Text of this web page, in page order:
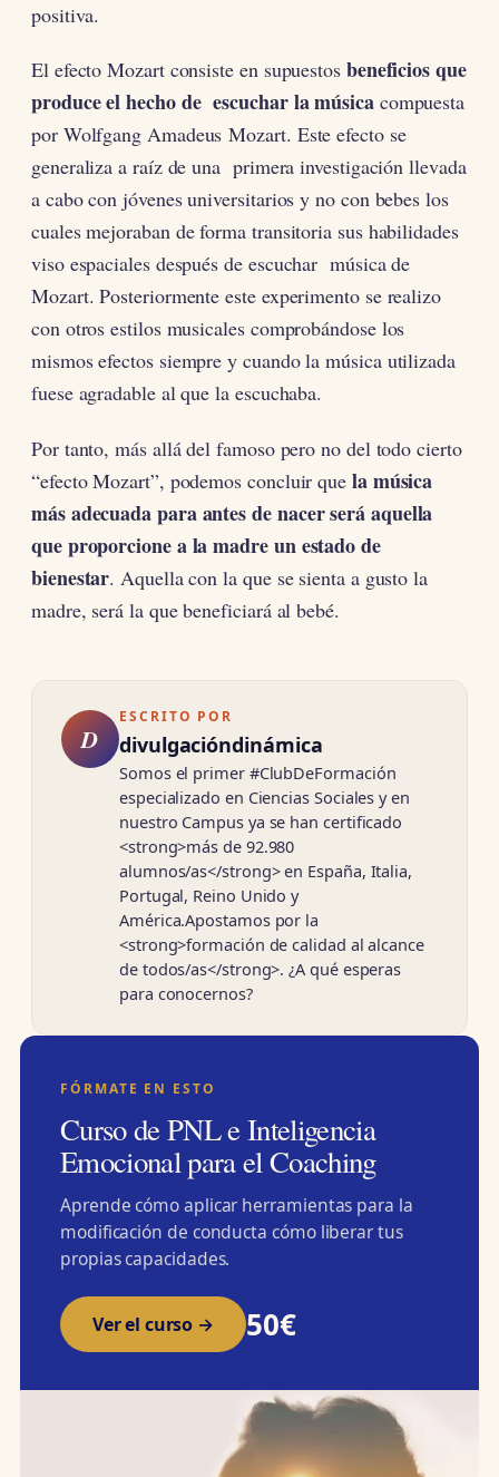
positiva.
El efecto Mozart consiste en supuestos beneficios que
produce el hecho de escuchar la músicacompuesta
por Wolfgang Amadeus Mozart. Este efecto se
generaliza a raíz de una primera investigación llevada
a cabo con jóvenes universitarios y no con bebes los
cuales mejoraban de forma transitoria sus habilidades
viso espaciales después de escuchar música de
Mozart. Posteriormente este experimento se realizo
con otros estilos musicales comprobándose los
mismos efectos siempre y cuando la música utilizada
fuese agradable al que la escuchaba.
Por tanto, más allá del famoso pero no del todo cierto
“efecto Mozart”, podemos concluir que la música
más adecuada para antes de nacer será aquella
que proporcione a la madre un estado de
bienestar. Aquella con la que se sienta a gusto la
madre, será la que beneficiará al bebé.
D
ESCRITO POR
divulgacióndinámica
Somos el primer #ClubDeFormación
especializado en Ciencias Sociales y en
nuestro Campus ya se han certificado
<strong>más de 92.980
alumnos/as</strong> en España, Italia,
Portugal, Reino Unido y
América.Apostamos por la
<strong>formación de calidad al alcance
de todos/as</strong>. ¿A qué esperas
para conocernos?
FÓRMATE EN ESTO
Curso de PNL e Inteligencia
Emocional para el Coaching
Aprende cómo aplicar herramientas para la
modificación de conducta cómo liberar tus
propias capacidades.
Ver el curso → 50€